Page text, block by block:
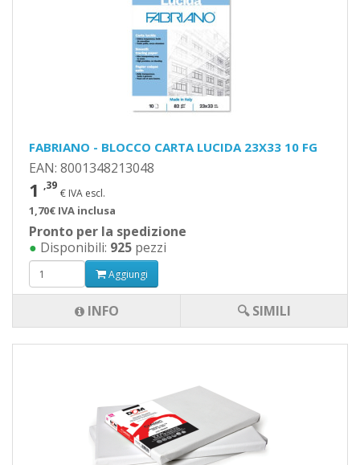
FABRIANO - BLOCCO CARTA LUCIDA 23X33 10 FG
EAN: 8001348213048
1 ,39
€ IVA escl.
1,70€ IVA inclusa
Pronto per la spedizione
● Disponibili: 925 pezzi
Aggiungi
INFO 🔍 SIMILI